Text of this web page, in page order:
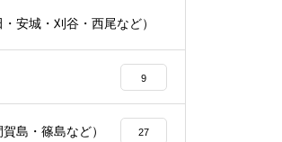
安城・刈谷・西尾など）
9
島・篠島など） 27